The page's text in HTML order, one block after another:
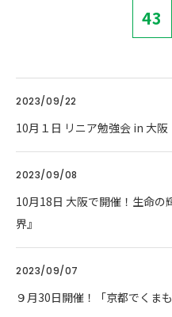
43
2023/09/22
10月１日 リニア勉強会 in 大阪
2023/09/08
10月18日 大阪で開催！生命
界』
2023/09/07
９月30日開催！「京都でくま